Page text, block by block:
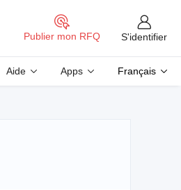
Publier mon RFQ S'identifier
Aide Apps Français